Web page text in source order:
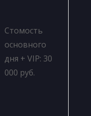
Стомость
основного
дня + VIP: 30
000 руб.